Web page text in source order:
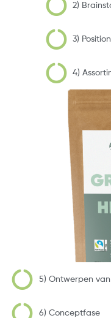
2)
3)
4)
5) Ontwerpen
6) Conceptfase